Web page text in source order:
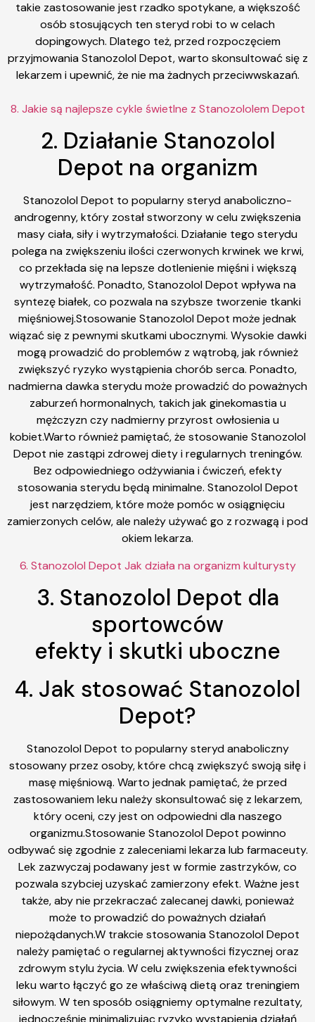
takie zastosowanie jest rzadko spotykane, a większość
osób stosujących ten steryd robi to w celach
dopingowych. Dlatego też, przed rozpoczęciem
przyjmowania Stanozolol Depot, warto skonsultować się z
lekarzem i upewnić, że nie ma żadnych przeciwwskazań.
8. Jakie są najlepsze cykle świetlne z Stanozololem Depot
2. Działanie Stanozolol
Depot na organizm
Stanozolol Depot to popularny steryd anaboliczno-
androgenny, który został stworzony w celu zwiększenia
masy ciała, siły i wytrzymałości. Działanie tego sterydu
polega na zwiększeniu ilości czerwonych krwinek we krwi,
co przekłada się na lepsze dotlenienie mięśni i większą
wytrzymałość. Ponadto, Stanozolol Depot wpływa na
syntezę białek, co pozwala na szybsze tworzenie tkanki
mięśniowej.Stosowanie Stanozolol Depot może jednak
wiązać się z pewnymi skutkami ubocznymi. Wysokie dawki
mogą prowadzić do problemów z wątrobą, jak również
zwiększyć ryzyko wystąpienia chorób serca. Ponadto,
nadmierna dawka sterydu może prowadzić do poważnych
zaburzeń hormonalnych, takich jak ginekomastia u
mężczyzn czy nadmierny przyrost owłosienia u
kobiet.Warto również pamiętać, że stosowanie Stanozolol
Depot nie zastąpi zdrowej diety i regularnych treningów.
Bez odpowiedniego odżywiania i ćwiczeń, efekty
stosowania sterydu będą minimalne. Stanozolol Depot
jest narzędziem, które może pomóc w osiągnięciu
zamierzonych celów, ale należy używać go z rozwagą i pod
okiem lekarza.
6. Stanozolol Depot Jak działa na organizm kulturysty
3. Stanozolol Depot dla
sportowców
efekty i skutki uboczne
4. Jak stosować Stanozolol
Depot?
Stanozolol Depot to popularny steryd anaboliczny
stosowany przez osoby, które chcą zwiększyć swoją siłę i
masę mięśniową. Warto jednak pamiętać, że przed
zastosowaniem leku należy skonsultować się z lekarzem,
który oceni, czy jest on odpowiedni dla naszego
organizmu.Stosowanie Stanozolol Depot powinno
odbywać się zgodnie z zaleceniami lekarza lub farmaceuty.
Lek zazwyczaj podawany jest w formie zastrzyków, co
pozwala szybciej uzyskać zamierzony efekt. Ważne jest
także, aby nie przekraczać zalecanej dawki, ponieważ
może to prowadzić do poważnych działań
niepożądanych.W trakcie stosowania Stanozolol Depot
należy pamiętać o regularnej aktywności fizycznej oraz
zdrowym stylu życia. W celu zwiększenia efektywności
leku warto łączyć go ze właściwą dietą oraz treningiem
siłowym. W ten sposób osiągniemy optymalne rezultaty,
jednocześnie minimalizując ryzyko wystąpienia działań